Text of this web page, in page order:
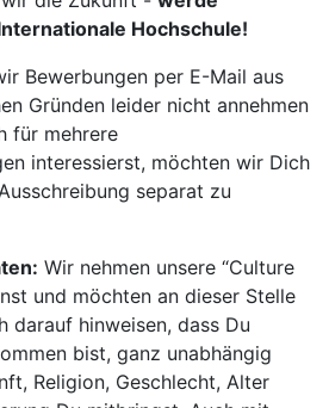
Hochschule!
Bewerbungen per E-Mail aus
Gründen leider nicht annehmen
für mehrere
interessierst, möchten wir Dich
separat zu
Wir nehmen unsere “Culture
und möchten an dieser Stelle
darauf hinweisen, dass Du
bist, ganz unabhängig
Religion, Geschlecht, Alter